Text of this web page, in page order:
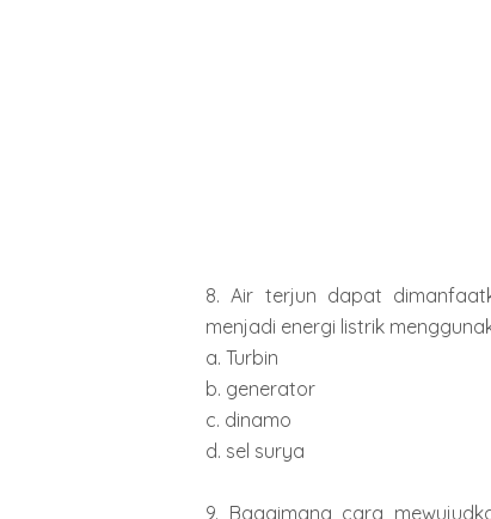
8. Air terjun dapat
menjadi energi listrik
a. Turbin
b. generator
c. dinamo
d. sel surya
9. Bagaimana cara